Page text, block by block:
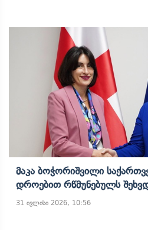
Მაკა Ბოჭორიშვილი
Დროებით Რწმუნებულს
31 ივლისი 2026, 10:56